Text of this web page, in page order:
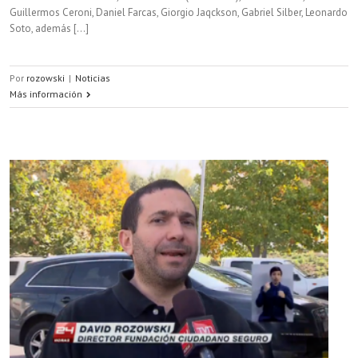
Guillermos Ceroni, Daniel Farcas, Giorgio Jaqckson, Gabriel Silber, Leonardo
Soto, además […]
Por rozowski | Noticias
Más información